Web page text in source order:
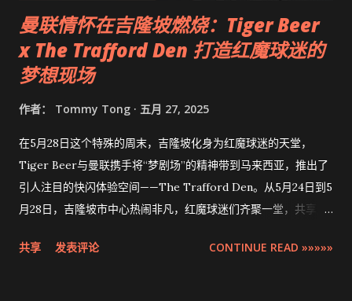
曼联情怀在吉隆坡燃烧：Tiger Beer
x The Trafford Den 打造红魔球迷的
梦想现场
作者： Tommy Tong 五月 27, 2025
在5月28日这个特殊的周末，吉隆坡化身为红魔球迷的天堂，
Tiger Beer与曼联携手将“梦剧场”的精神带到马来西亚，推出了
引人注目的快闪体验空间——The Trafford Den。从5月24日到5
月28日，吉隆坡市中心热闹非凡，红魔球迷们齐聚一堂，共享对
共享 发表评论 CONTINUE READ »»»»»